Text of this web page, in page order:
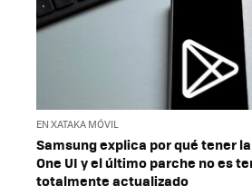
EN XATAKA MÓVIL
Samsung explica por qué tener
One UI y el último parche no es
totalmente actualizado